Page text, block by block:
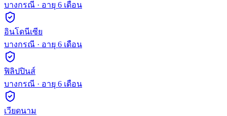
บางกรณี · อายุ 6 เดือน
อินโดนีเซีย
บางกรณี · อายุ 6 เดือน
ฟิลิปปินส์
บางกรณี · อายุ 6 เดือน
เวียดนาม